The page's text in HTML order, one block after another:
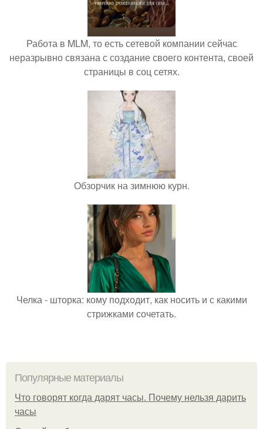
Работа в MLM, то есть сетевой компании сейчас
неразрывно связана с создание своего контента, своей
страницы в соц сетях.
Обзорчик на зимнюю курн.
Челка - шторка: кому подходит, как носить и с какими
стрижками сочетать.
Популярные материалы
Что говорят когда дарят часы. Почему нельзя дарить
часы